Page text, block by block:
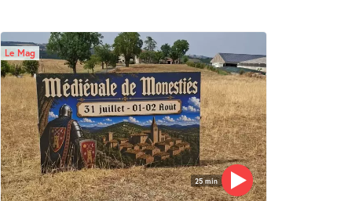
25 min
Le Mag